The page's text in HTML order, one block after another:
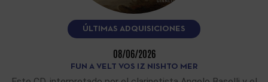
ÚLTIMAS ADQUISICIONES
08/06/2026
FUN A VELT VOS IZ NISHTO MER